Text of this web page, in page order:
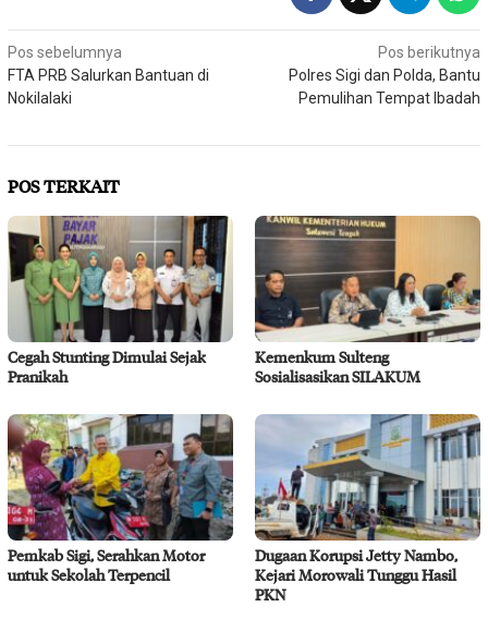
Navigasi
pos
Pos sebelumnya
FTA PRB Salurkan Bantuan di
Nokilalaki
Pos berikutnya
Polres Sigi dan Polda, Bantu
Pemulihan Tempat Ibadah
POS TERKAIT
Cegah Stunting Dimulai Sejak
Pranikah
Kemenkum Sulteng
Sosialisasikan SILAKUM
Pemkab Sigi, Serahkan Motor
untuk Sekolah Terpencil
Dugaan Korupsi Jetty Nambo,
Kejari Morowali Tunggu Hasil
PKN